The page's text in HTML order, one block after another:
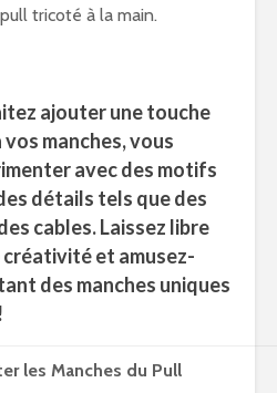
tricoté à la main.
ajouter une touche
manches, vous
avec des motifs
détails tels que des
cables. Laissez libre
et amusez-
des manches uniques
les Manches du Pull